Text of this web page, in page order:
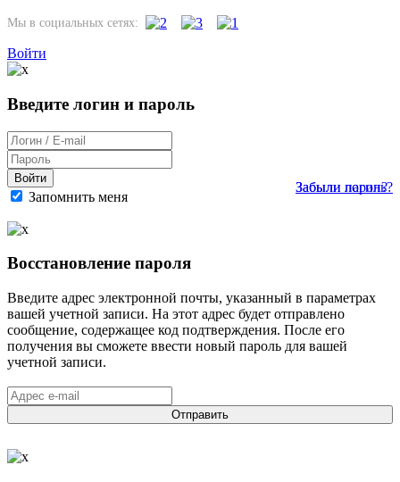
Мы в социальных сетях:
Войти
Введите логин и пароль
Войти
Запомнить меня
Забыли пароль?
Забыли логин?
Восстановление пароля
Введите адрес электронной почты, указанный в параметрах
вашей учетной записи. На этот адрес будет отправлено
сообщение, содержащее код подтверждения. После его
получения вы сможете ввести новый пароль для вашей
учетной записи.
Отправить